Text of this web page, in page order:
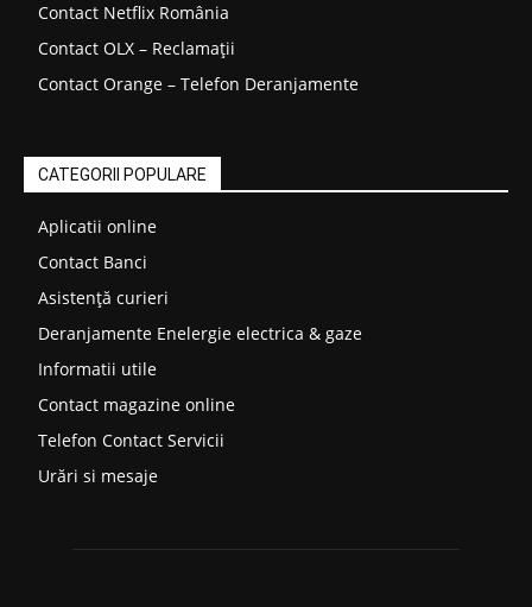
Contact Netflix România
Contact OLX – Reclamații
Contact Orange – Telefon Deranjamente
CATEGORII POPULARE
Aplicatii online
Contact Banci
Asistență curieri
Deranjamente Enelergie electrica & gaze
Informatii utile
Contact magazine online
Telefon Contact Servicii
Urări si mesaje